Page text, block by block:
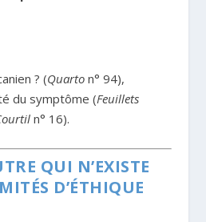
? (Quarto n° 94),
du symptôme (Feuillets
n° 16).
QUI N’EXISTE
D’ÉTHIQUE